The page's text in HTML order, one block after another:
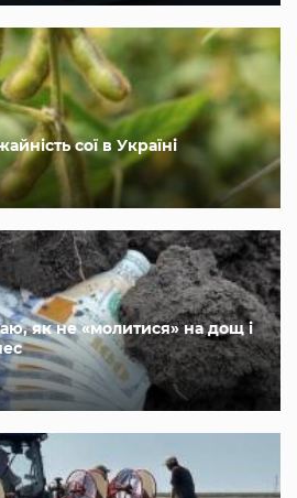
сої в Україні
як не «молитися» на дощ і